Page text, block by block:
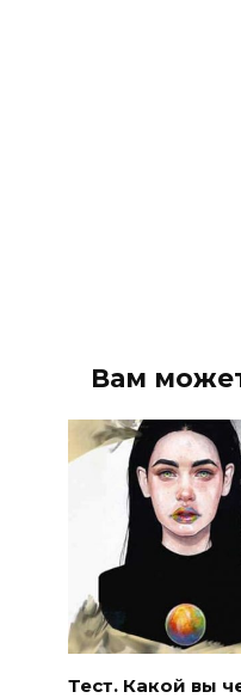
Вам
Тест. Какой вы